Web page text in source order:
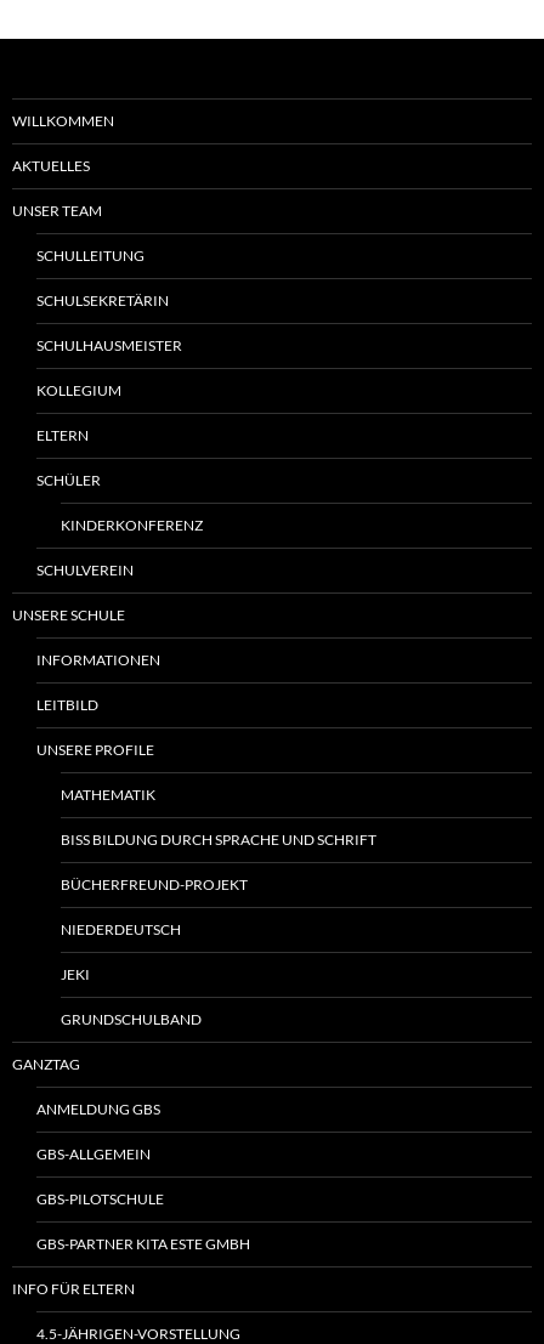
WILLKOMMEN
AKTUELLES
UNSER TEAM
SCHULLEITUNG
SCHULSEKRETÄRIN
SCHULHAUSMEISTER
KOLLEGIUM
ELTERN
SCHÜLER
KINDERKONFERENZ
SCHULVEREIN
UNSERE SCHULE
INFORMATIONEN
LEITBILD
UNSERE PROFILE
MATHEMATIK
BISS BILDUNG DURCH SPRACHE UND SCHRIFT
BÜCHERFREUND-PROJEKT
NIEDERDEUTSCH
JEKI
GRUNDSCHULBAND
GANZTAG
ANMELDUNG GBS
GBS-ALLGEMEIN
GBS-PILOTSCHULE
GBS-PARTNER KITA ESTE GMBH
INFO FÜR ELTERN
4.5-JÄHRIGEN-VORSTELLUNG